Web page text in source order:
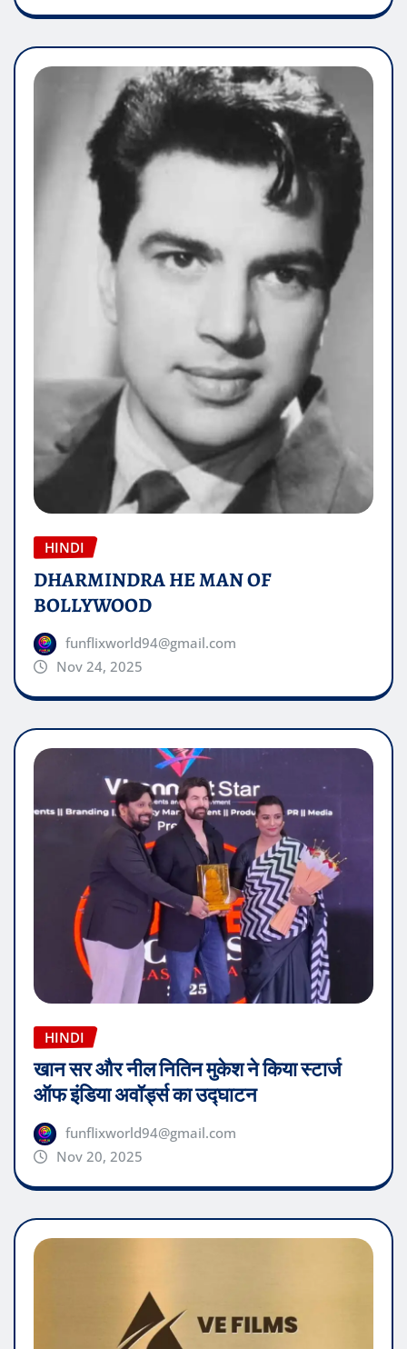
HINDI
DHARMINDRA HE MAN OF
BOLLYWOOD
funflixworld94@gmail.com
Nov 24, 2025
HINDI
खान सर और नील नितिन मुकेश ने किया स्टार्ज
ऑफ इंडिया अवॉर्ड्स का उद्घाटन
funflixworld94@gmail.com
Nov 20, 2025